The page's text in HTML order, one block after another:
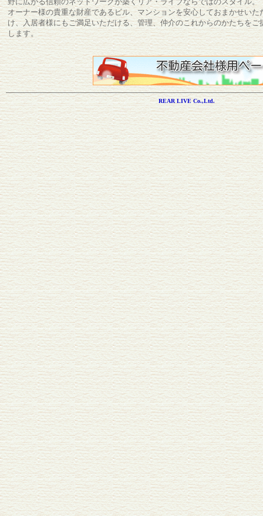
オーナー様の貴重な財産であるビル、マンションを安心しておまかせいた
け、入居者様にもご満足いただける、管理、仲介のこれからのかたちをご
します。
REAR LIVE Co.,Ltd.